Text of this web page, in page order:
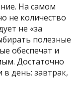
На самом
не количество
не «за
полезные
обеспечат и
Достаточно
день: завтрак,